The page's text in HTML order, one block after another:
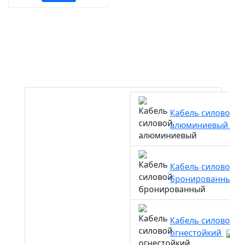
Кабель
алюминиевый
Кабель
Кабель
огнестойкий